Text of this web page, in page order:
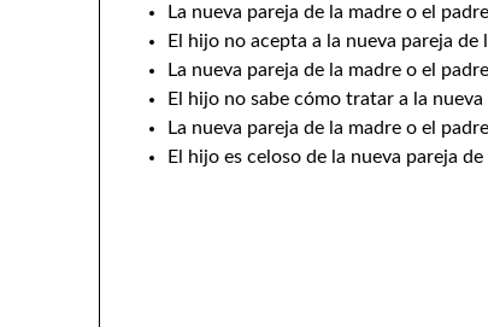
La nueva pareja de la madre o el
El hijo no acepta a la nueva pareja de
La nueva pareja de la madre o el
El hijo no sabe cómo tratar a la
La nueva pareja de la madre o el
El hijo es celoso de la nueva pareja